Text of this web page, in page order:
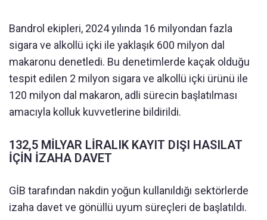
Bandrol ekipleri, 2024 yılında 16 milyondan fazla
sigara ve alkollü içki ile yaklaşık 600 milyon dal
makaronu denetledi. Bu denetimlerde kaçak olduğu
tespit edilen 2 milyon sigara ve alkollü içki ürünü ile
120 milyon dal makaron, adli sürecin başlatılması
amacıyla kolluk kuvvetlerine bildirildi.
132,5 MİLYAR LİRALIK KAYIT DIŞI HASILAT
İÇİN İZAHA DAVET
GİB tarafından nakdin yoğun kullanıldığı sektörlerde
izaha davet ve gönüllü uyum süreçleri de başlatıldı.